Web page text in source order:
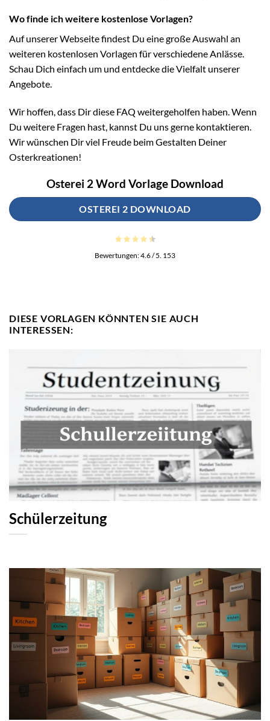
Wo finde ich weitere kostenlose Vorlagen?
Auf unserer Webseite findest Du eine große Auswahl an
weiteren kostenlosen Vorlagen für verschiedene Anlässe.
Schau Dich einfach um und entdecke die Vielfalt unserer
Angebote.
Wir hoffen, dass Dir diese FAQ weitergeholfen haben. Wenn
Du weitere Fragen hast, kannst Du uns gerne kontaktieren.
Wir wünschen Dir viel Freude beim Gestalten Deiner
Osterkreationen!
Osterei 2 Word Vorlage Download
OSTEREI 2 DOWNLOAD
Bewertungen:4.6/ 5. 153
DIESE VORLAGEN KÖNNTEN SIE AUCH
INTERESSEN:
Schülerzeitung